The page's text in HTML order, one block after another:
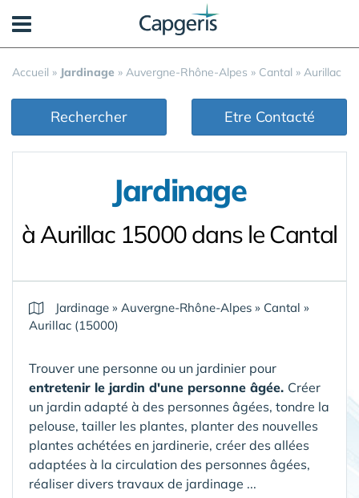
Accueil » Jardinage » Auvergne-Rhône-Alpes » Cantal » Aurillac
Rechercher Etre Contacté
Jardinage
à Aurillac 15000 dans le Cantal
Jardinage » Auvergne-Rhône-Alpes » Cantal »
Aurillac (15000)
Trouver une personne ou un jardinier pour
entretenir le jardin d'une personne âgée. Créer
un jardin adapté à des personnes âgées, tondre la
pelouse, tailler les plantes, planter des nouvelles
plantes achétées en jardinerie, créer des allées
adaptées à la circulation des personnes âgées,
réaliser divers travaux de jardinage ...